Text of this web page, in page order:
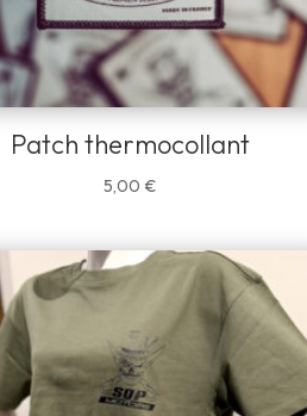
Patch thermocollant
5,00 €